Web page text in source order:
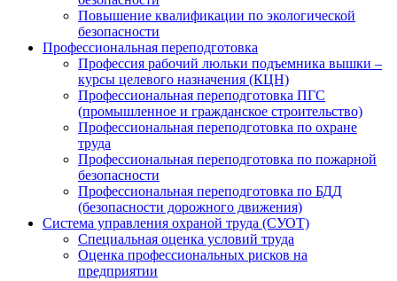
Повышение квалификации по экологической
безопасности
Профессиональная переподготовка
Профессия рабочий люльки подъемника вышки –
курсы целевого назначения (КЦН)
Профессиональная переподготовка ПГС
(промышленное и гражданское строительство)
Профессиональная переподготовка по охране
труда
Профессиональная переподготовка по пожарной
безопасности
Профессиональная переподготовка по БДД
(безопасности дорожного движения)
Система управления охраной труда (СУОТ)
Специальная оценка условий труда
Оценка профессиональных рисков на
предприятии